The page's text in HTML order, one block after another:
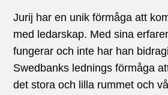
Jurij har en unik förmåga att
med ledarskap. Med sina
fungerar och inte har han
Swedbanks lednings förmåga
det stora och lilla rummet och